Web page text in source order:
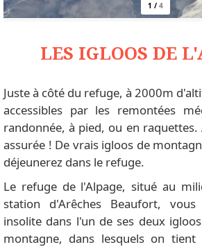
1 / 4
LES IGLOOS DE
Juste à côté du refuge, à 2000m
accessibles par les remontées
randonnée, à pied, ou en
assurée ! De vrais igloos de
déjeunerez dans le refuge.
Le refuge de l'Alpage, situé au
station d'Arêches Beaufort,
insolite dans l'un de ses deux
montagne, dans lesquels on tient